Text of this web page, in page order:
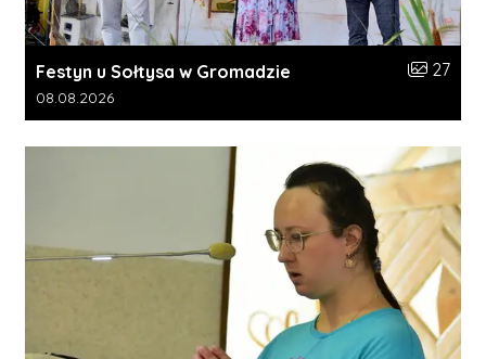
Festyn u Sołtysa w Gromadzie Liczba
27
Data dodania galerii:
08.08.2026